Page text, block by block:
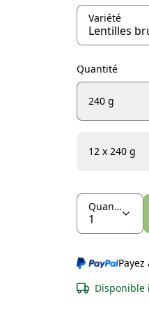
Variété
Quantité
240 g
12 x 240 g
Quantité
Disponible